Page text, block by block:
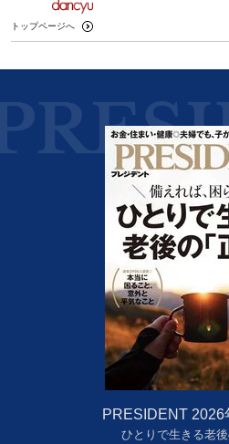
トップページへ
PRESIDENT 2026
ひとりで生きる老後